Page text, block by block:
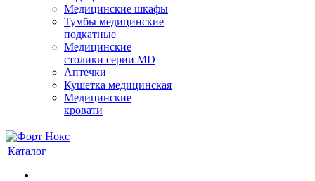
Медицинские шкафы
Тумбы медицинские
подкатные
Медицинские
столики серии MD
Аптечки
Кушетка медицинская
Медицинские
кровати
Каталог